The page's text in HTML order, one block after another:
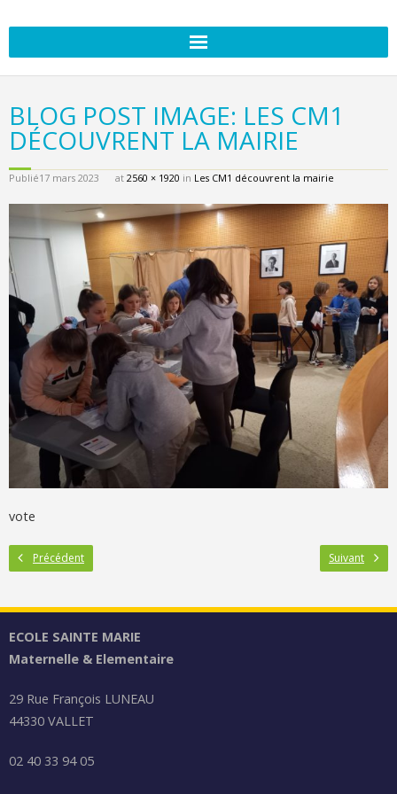
BLOG POST IMAGE: LES CM1
DÉCOUVRENT LA MAIRIE
Publié17 mars 2023 at 2560 × 1920 in Les CM1 découvrent la mairie
vote
Précédent Suivant
ECOLE SAINTE MARIE
Maternelle & Elementaire
29 Rue François LUNEAU
44330 VALLET
02 40 33 94 05